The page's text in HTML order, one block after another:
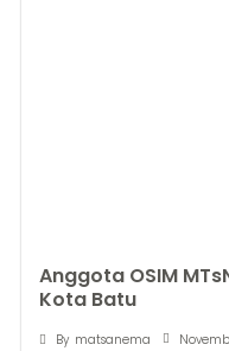
Anggota OSIM
Kota Batu
By matsanema